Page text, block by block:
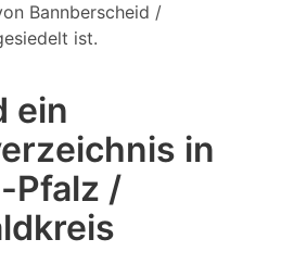
Bannberscheid /
ist.
ein
in
Pfalz /